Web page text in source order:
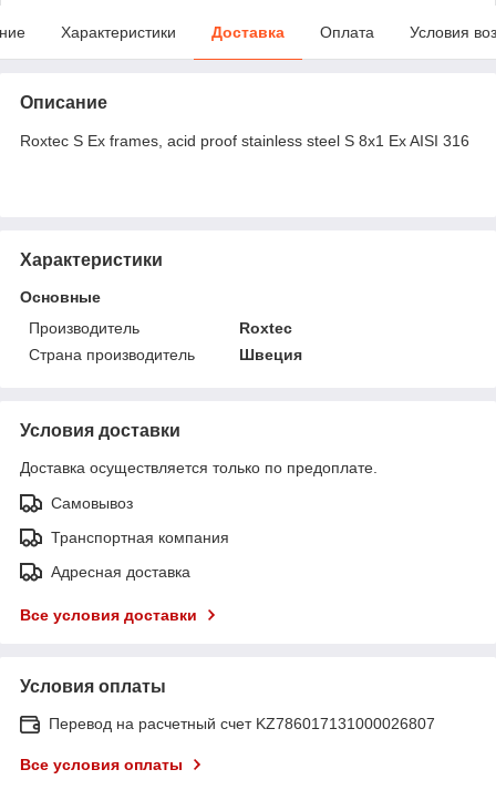
Характеристики Доставка Оплата Условия
Описание
Roxtec S Ex frames, acid proof stainless steel S 8x1 Ex AISI 316
Характеристики
Основные
Производитель
Roxtec
Страна производитель
Швеция
Условия доставки
Доставка осуществляется только по предоплате.
Самовывоз
Транспортная компания
Адресная доставка
Все условия доставки
Условия оплаты
Перевод на расчетный счет KZ786017131000026807
Все условия оплаты